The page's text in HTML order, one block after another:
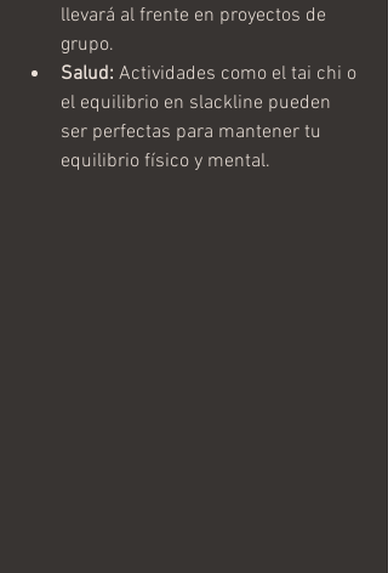
llevará al frente en proyectos de
grupo.
Salud: Actividades como el tai chi o
el equilibrio en slackline pueden
ser perfectas para mantener tu
equilibrio físico y mental.